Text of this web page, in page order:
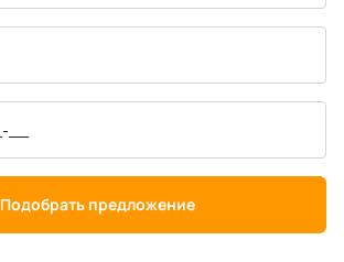
Подобрать предложение